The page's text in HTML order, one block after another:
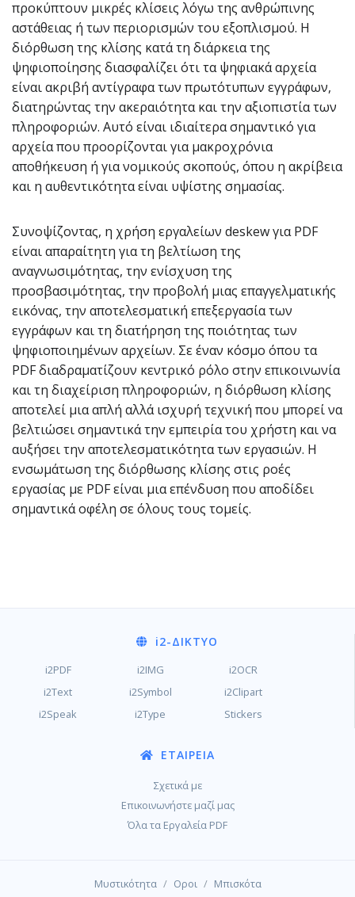
προκύπτουν μικρές κλίσεις λόγω της ανθρώπινης
αστάθειας ή των περιορισμών του εξοπλισμού. Η
διόρθωση της κλίσης κατά τη διάρκεια της
ψηφιοποίησης διασφαλίζει ότι τα ψηφιακά αρχεία
είναι ακριβή αντίγραφα των πρωτότυπων εγγράφων,
διατηρώντας την ακεραιότητα και την αξιοπιστία των
πληροφοριών. Αυτό είναι ιδιαίτερα σημαντικό για
αρχεία που προορίζονται για μακροχρόνια
αποθήκευση ή για νομικούς σκοπούς, όπου η ακρίβεια
και η αυθεντικότητα είναι υψίστης σημασίας.
Συνοψίζοντας, η χρήση εργαλείων deskew για PDF
είναι απαραίτητη για τη βελτίωση της
αναγνωσιμότητας, την ενίσχυση της
προσβασιμότητας, την προβολή μιας επαγγελματικής
εικόνας, την αποτελεσματική επεξεργασία των
εγγράφων και τη διατήρηση της ποιότητας των
ψηφιοποιημένων αρχείων. Σε έναν κόσμο όπου τα
PDF διαδραματίζουν κεντρικό ρόλο στην επικοινωνία
και τη διαχείριση πληροφοριών, η διόρθωση κλίσης
αποτελεί μια απλή αλλά ισχυρή τεχνική που μπορεί να
βελτιώσει σημαντικά την εμπειρία του χρήστη και να
αυξήσει την αποτελεσματικότητα των εργασιών. Η
ενσωμάτωση της διόρθωσης κλίσης στις ροές
εργασίας με PDF είναι μια επένδυση που αποδίδει
σημαντικά οφέλη σε όλους τους τομείς.
i2-ΔΊΚΤΥΟ
i2PDF i2IMG
i2OCR
i2Text
i2Symbol
i2Clipart
i2Speak
i2Type Stickers
ΕΤΑΙΡΕΊΑ
Σχετικά με
Επικοινωνήστε μαζί μας
Όλα τα Εργαλεία PDF
Μυστικότητα / Οροι / Μπισκότα